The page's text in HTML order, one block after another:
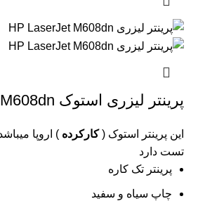
پرینتر لیزری استوک HP LaserJet M608dn
این پرینتر استوک (کارکرده ) اروپا
تست دارد
پرینتر تک کاره
چاپ سیاه و سفید